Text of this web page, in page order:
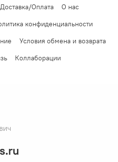
Доставка/Оплата
О нас
конфиденциальности
Условия обмена и возврата
Коллаборации